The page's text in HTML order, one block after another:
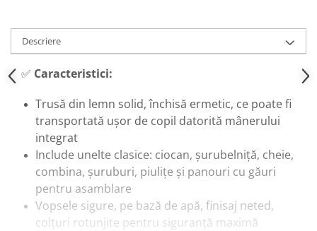
Descriere
✅ Caracteristici:
Trusă din lemn solid, închisă ermetic, ce poate fi
transportată ușor de copil datorită mânerului
integrat
Include unelte clasice: ciocan, șurubelniță, cheie,
combina, șuruburi, piulițe și panouri cu găuri
pentru asamblare
Vopsele sigure, pe bază de apă, finisaj neted,
colțuri rotunjite pentru siguranță maximă